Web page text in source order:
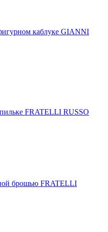
каблуке GIANNI
FRATELLI RUSSO
брошью FRATELLI